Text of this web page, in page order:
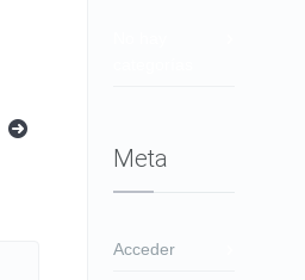
Meta
Acceder